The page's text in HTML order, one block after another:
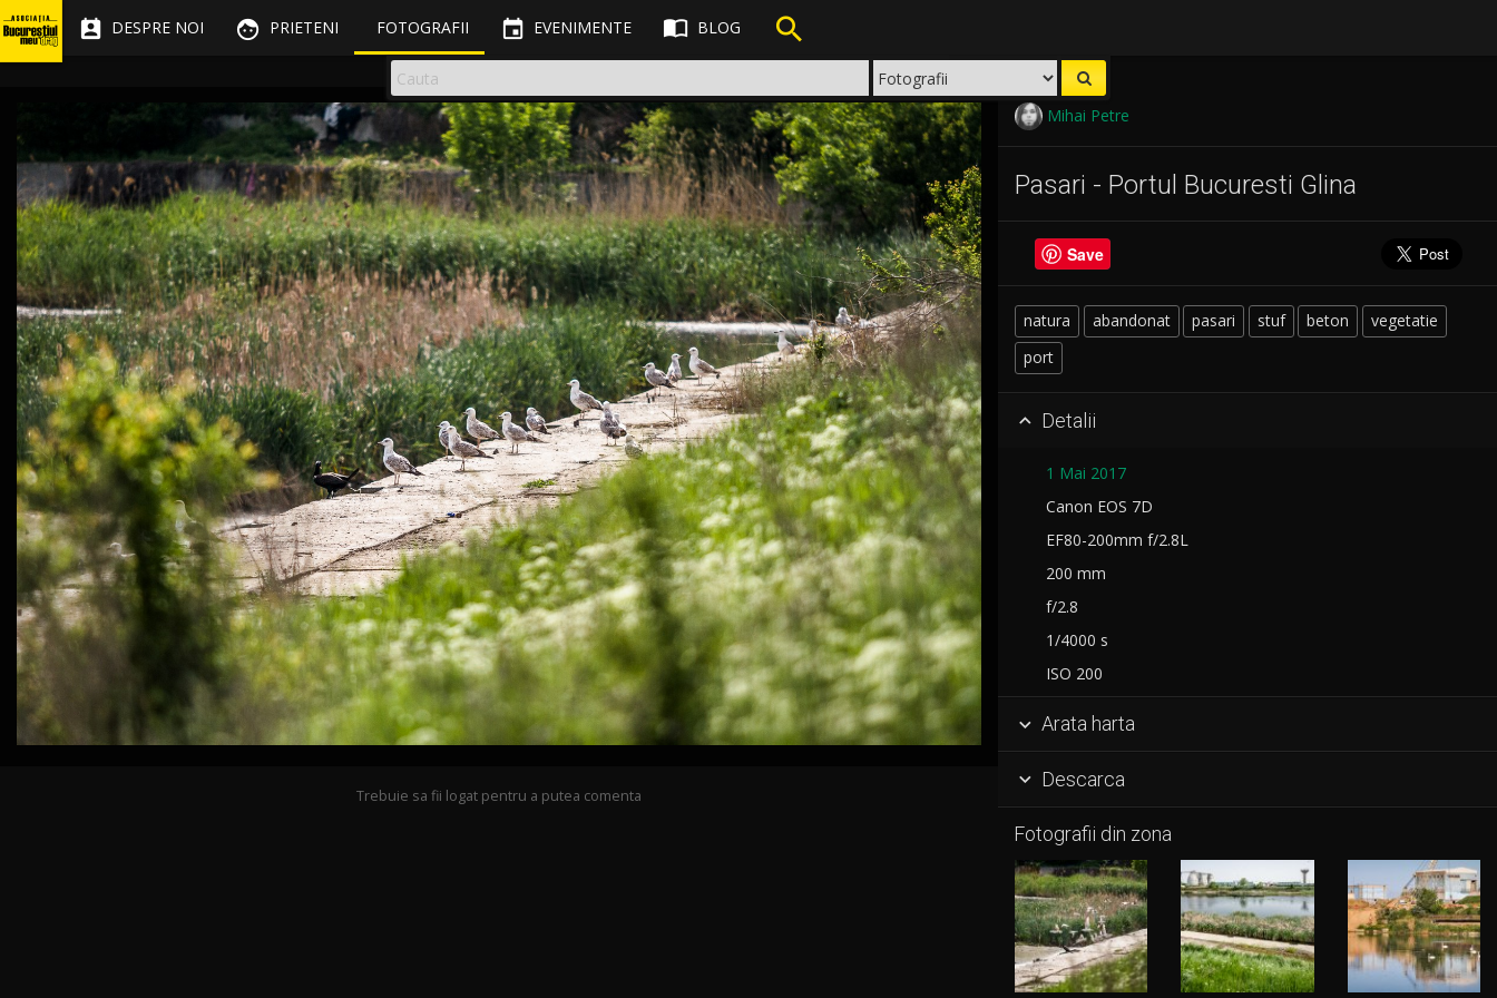
 DESPRE NOI  PRIETENI FOTOGRAFII  EVENIMENTE  BLOG 
Mihai Petre
Pasari - Portul Bucuresti Glina
Save
natura abandonat pasari stuf beton
vegetatie
port
 Detalii
1 Mai 2017
Canon EOS 7D
EF80-200mm f/2.8L
200 mm
f/2.8
1/4000 s
ISO 200
 Arata harta
 Descarca
Fotografii din zona
Trebuie sa fii logat pentru a putea comenta